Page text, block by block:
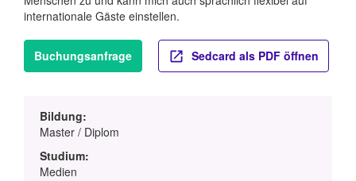
internationale Gäste einstellen.
Buchungsanfrage Sedcard als PDF öffnen
Bildung:
Master / Diplom
Studium:
Medien